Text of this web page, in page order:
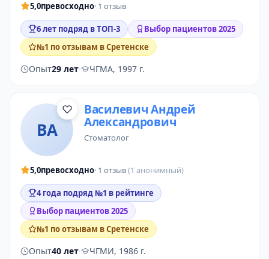
5,0превосходно· 1 отзыв
6 лет подряд в ТОП-3
Выбор пациентов 2025
№1 по отзывам в Сретенске
Опыт29 лет· ЧГМА, 1997 г.
ВА
Василевич Андрей
Александрович
стоматолог
5,0превосходно· 1 отзыв(1 анонимный)
4 года подряд №1 в рейтинге
Выбор пациентов 2025
№1 по отзывам в Сретенске
Опыт40 лет· ЧГМИ, 1986 г.